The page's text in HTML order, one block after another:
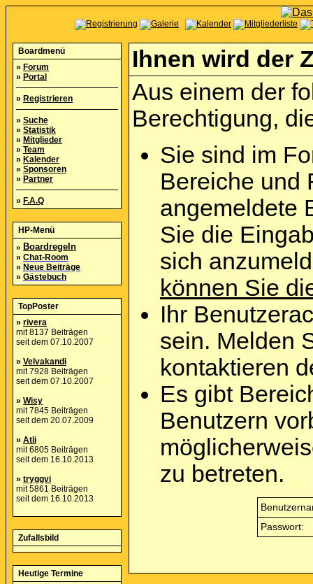
Boardmenü
» Forum
» Portal
» Registrieren
» Suche
» Statistik
» Mitglieder
» Team
» Kalender
» Sponsoren
» Partner
» F.A.Q
HP-Menü
» Boardregeln
» Chat-Room
» Neue Beiträge
» Gästebuch
TopPoster
» rivera
mit 8137 Beiträgen
seit dem 07.10.2007
» Velvakandi
mit 7928 Beiträgen
seit dem 07.10.2007
» Wisy
mit 7845 Beiträgen
seit dem 20.07.2009
» Atli
mit 6805 Beiträgen
seit dem 16.10.2013
» tryggvi
mit 5861 Beiträgen
seit dem 16.10.2013
Zufallsbild
Heutige Termine
Ihnen wird der
Aus einem der
Berechtigung,
Sie sind im
Bereiche und
angemeldete
Sie die
sich
können Sie
Ihr
sein. Melden
kontaktieren
Es gibt
Benutzern
zu betreten.
Passwort: